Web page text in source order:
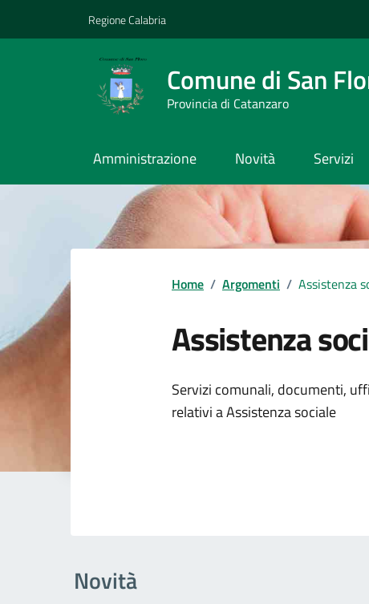
Regione Calabria
Comune di San
Provincia di Catanzaro
Amministrazione Novità Servizi
Home / Argomenti / Assistenza
Assistenza
Dettagli
Servizi comunali, documenti,
relativi a Assistenza sociale
Novità